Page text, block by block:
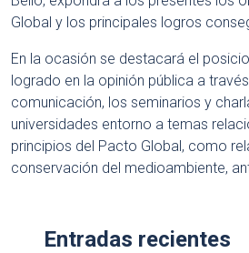
Global y los principales logros
En la ocasión se destacará el
logrado en la opinión pública a
comunicación, los seminarios y
universidades entorno a temas
principios del Pacto Global, como
conservación del medioambiente,
Entradas recientes